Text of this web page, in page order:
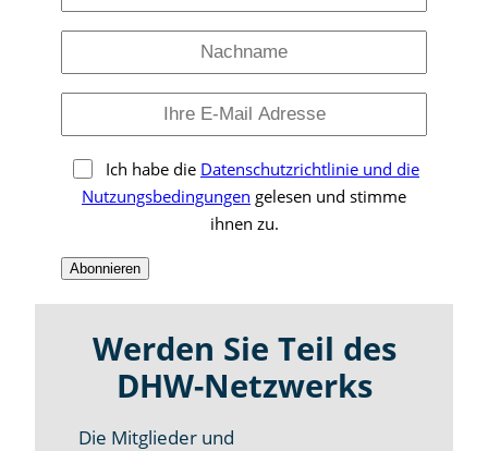
E-
Mail
Adresse
Ich habe die Datenschutzrichtlinie und die
Nutzungsbedingungen gelesen und stimme
ihnen zu.
Werden Sie Teil des
DHW-Netzwerks
Die Mitglieder und